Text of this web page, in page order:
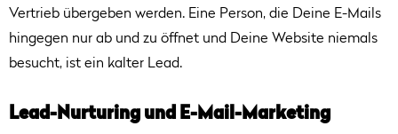
Vertrieb übergeben werden. Eine Person, die Deine E-Mails
hingegen nur ab und zu öffnet und Deine Website niemals
besucht, ist ein kalter Lead.
Lead-Nurturing und E-Mail-Marketing